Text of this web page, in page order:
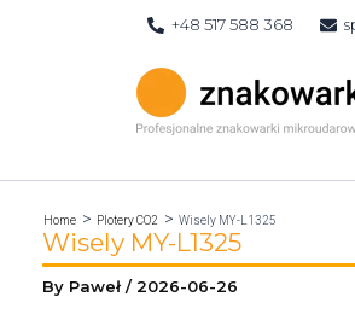
+48 517 588 368
Home Plotery CO2 Wisely MY-L1325
Wisely MY-L1325
By Paweł /2026-06-26